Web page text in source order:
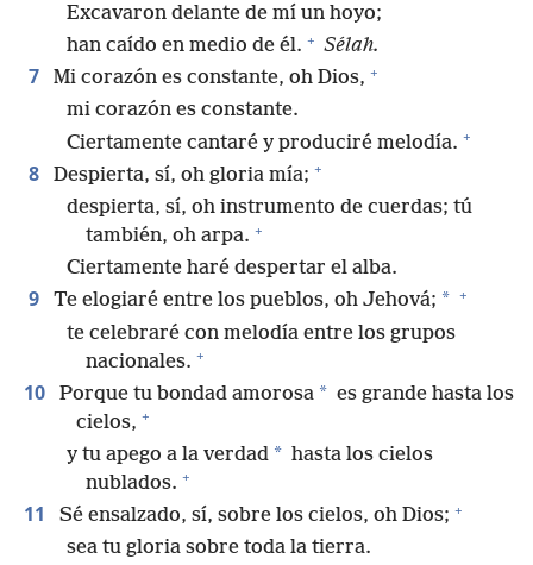
Excavaron delante de mí un hoyo;
han caído en medio de él. + Sélah.
7 Mi corazón es constante, oh Dios, +
mi corazón es constante.
Ciertamente cantaré y produciré melodía. +
8 Despierta, sí, oh gloria mía; +
despierta, sí, oh instrumento de cuerdas; tú
también, oh arpa. +
Ciertamente haré despertar el alba.
9 Te elogiaré entre los pueblos, oh Jehová; * +
te celebraré con melodía entre los grupos
nacionales. +
10 Porque tu bondad amorosa * es grande hasta los
cielos, +
y tu apego a la verdad * hasta los cielos
nublados. +
11 Sé ensalzado, sí, sobre los cielos, oh Dios; +
sea tu gloria sobre toda la tierra.